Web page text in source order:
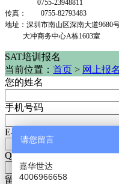
0755-23948811
传真： 0755-82793483
地址：深圳市南山区深南大道9680
大冲商务中心A栋1603室
SAT培训报名
当前位置： 首页 > 网上报名
您的姓名
手机号码
E-mail
QQ/MSN
留言内容
请您留言
嘉华世达
4006966658